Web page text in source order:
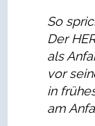
So
Der
als
vor
in
am